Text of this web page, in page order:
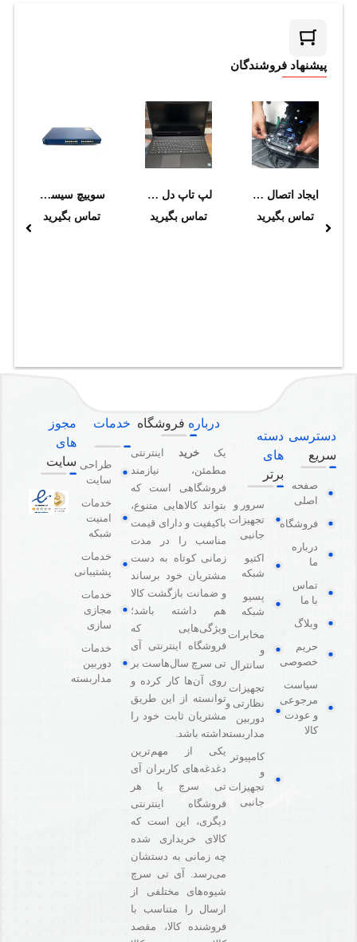
پیشنهاد فروشندگان
ایجاد اتصال فیبر نوری به روش فیوژن بیشتر از 50 Core در زیرزمین و یا ارتفاع
تماس بگیرید
لپ تاپ دل مدل وسترو
تماس بگیرید
سوييچ سيسکو مدل WS-C3560-24PS-S
تماس بگیرید
دسترسی
سریع
صفحه
اصلی
فروشگاه
درباره
ما
تماس
با ما
وبلاگ
حریم
خصوصی
سیاست
مرجوعی
و عودت
کالا
دسته
های
برتر
سرور و
تجهیزات
جانبی
اکتیو
شبکه
پسیو
شبکه
مخابرات
و
سانترال
تجهیزات
نظارتی و
دوربین
مداربسته
کامپیوتر
و
تجهیزات
جانبی
درباره فروشگاه
یک خرید اینترنتی
مطمئن، نیازمند
فروشگاهی است که
بتواند کالاهایی متنوع،
باکیفیت و دارای قیمت
مناسب را در مدت
زمانی کوتاه به دست
مشتریان خود برساند
و ضمانت بازگشت کالا
هم داشته باشد؛
ویژگی‌هایی که
فروشگاه اینترنتی آی
تی سرچ سال‌هاست بر
روی آن‌ها کار کرده و
توانسته از این طریق
مشتریان ثابت خود را
داشته باشد.
یکی از مهم‌ترین
دغدغه‌های کاربران آی
تی سرچ یا هر
فروشگاه‌ اینترنتی
دیگری، این است که
کالای خریداری شده
چه زمانی به دستشان
می‌رسد. آی تی سرچ
شیوه‌های مختلفی از
ارسال را متناسب با
فروشنده کالا،‌ مقصد
خدمات
طراحی
سایت
خدمات
امنیت
شبکه
خدمات
پشتیبانی
خدمات
مجازی
سازی
خدمات
دوربین
مداربسته
مجوز
های
سایت